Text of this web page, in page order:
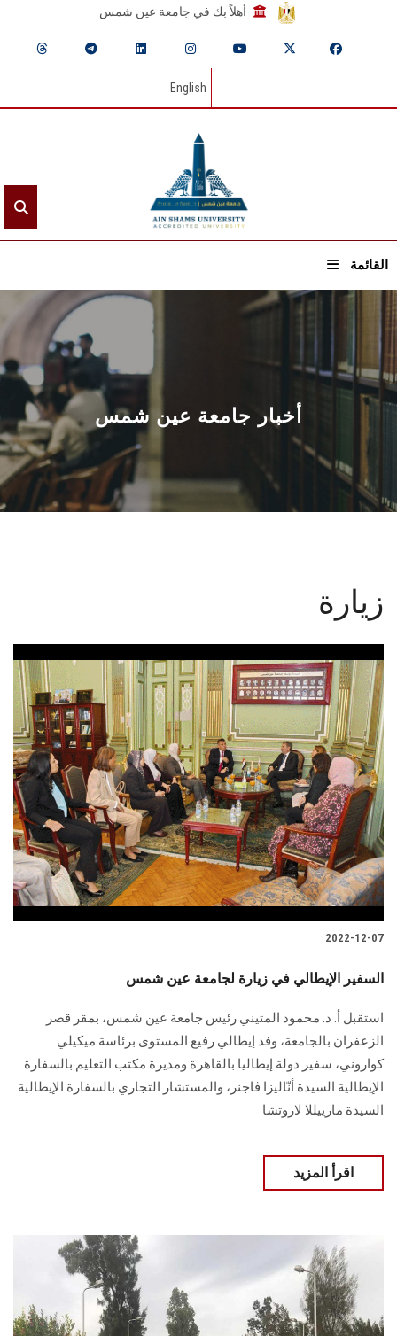
أهلاً بك في جامعة عين شمس
English
القائمة
الرئيسيـة
عن الجامعة
القطاعـات
الشئون الأكاديمية
البحث العلمي
الإعلام
تواصل معنا
الطلاب
هيئة التدريس
الدراسات العليا
الزائـرون
سجل الان
أخبار جامعة عين شمس
زيارة
2022-12-07
السفير الإيطالي في زيارة لجامعة عين شمس
استقبل أ. د. محمود المتيني رئيس جامعة عين شمس، بمقر قصر
الزعفران بالجامعة، وفد إيطالي رفيع المستوى برئاسة ميكيلي
كواروني، سفير دولة إيطاليا بالقاهرة ومديرة مكتب التعليم بالسفارة
الإيطالية السيدة أنّاليزا ڤاجنر، والمستشار التجاري بالسفارة الإيطالية
السيدة مارييللا لاروتشا
اقرأ المزيد